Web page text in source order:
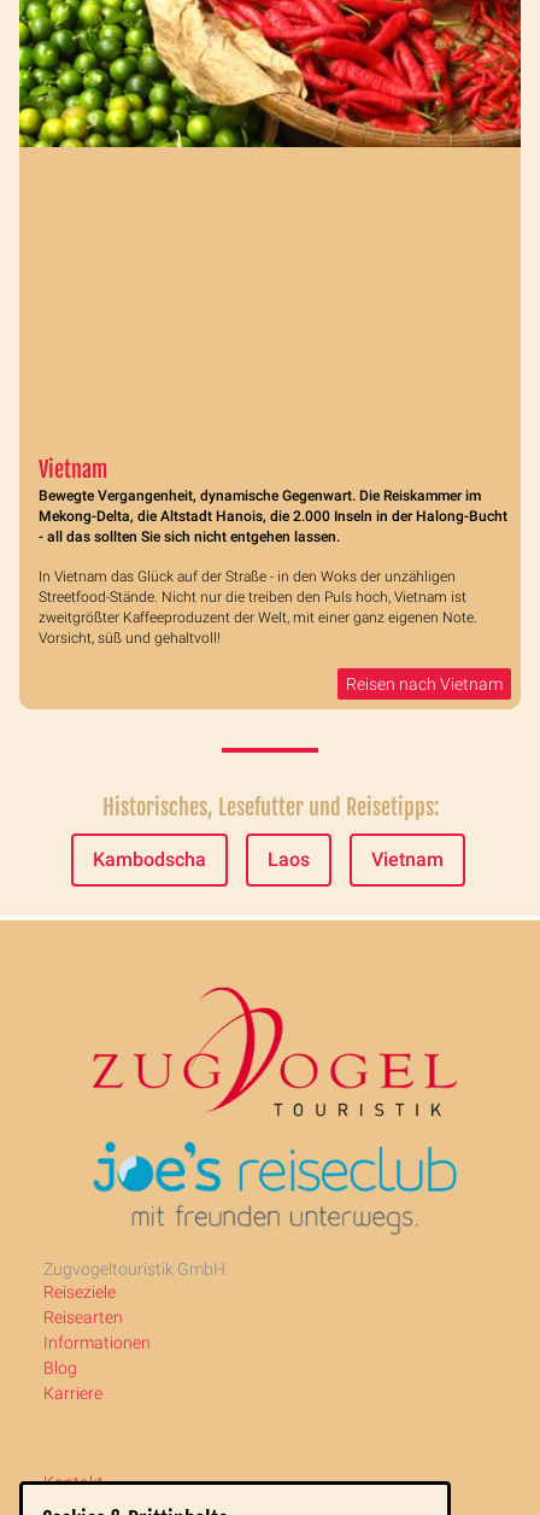
Vietnam
Bewegte Vergangenheit, dynamische Gegenwart. Die Reiskammer im
Mekong-Delta, die Altstadt Hanois, die 2.000 Inseln in der Halong-Bucht
- all das sollten Sie sich nicht entgehen lassen.
In Vietnam das Glück auf der Straße - in den Woks der unzähligen
Streetfood-Stände. Nicht nur die treiben den Puls hoch, Vietnam ist
zweitgrößter Kaffeeproduzent der Welt, mit einer ganz eigenen Note.
Vorsicht, süß und gehaltvoll!
Reisen nach Vietnam
Historisches, Lesefutter und Reisetipps:
Kambodscha Laos Vietnam
Zugvogeltouristik GmbH
Reiseziele
Reisearten
Informationen
Blog
Karriere
Kontakt
Newsletter